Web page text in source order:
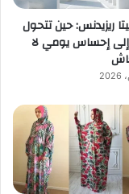
ريزيدنس: حين تتحول
إلى إحساس يومي لا